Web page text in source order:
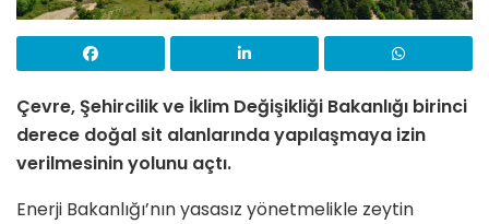
Çevre, Şehircilik ve İklim Değişikliği Bakanlığı birinci
derece doğal sit alanlarında yapılaşmaya izin
verilmesinin yolunu açtı.
Enerji Bakanlığı’nın yasasız yönetmelikle zeytin